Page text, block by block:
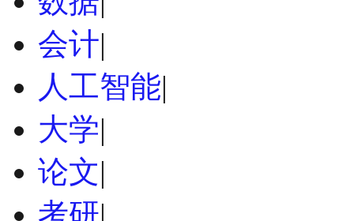
会计|
人工智能|
大学|
论文|